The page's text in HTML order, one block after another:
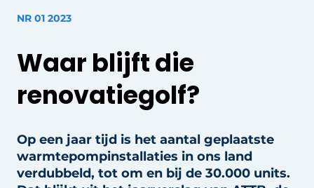
Bedrijven
Evenement aanmelden
Meest gelezen
Nieuwsbrief
Podcasts
Privacy / Cookie statement
Algemeen
Panelgesprek
Solar
HVAC
NR 01 2023
Waar blijft die
renovatiegolf?
Op een jaar tijd is het aantal geplaatste
warmtepompinstallaties in ons land
verdubbeld, tot om en bij de 30.000 units.